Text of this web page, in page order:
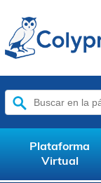
Buscar:
Plataforma
Virtual